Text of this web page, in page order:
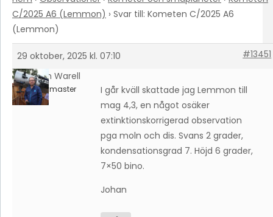
C/2025 A6 (Lemmon) › Svar till: Kometen C/2025 A6
(Lemmon)
29 oktober, 2025 kl. 07:10
#13451
Johan Warell
Keymaster
I går kväll skattade jag Lemmon till
mag 4,3, en något osäker
extinktionskorrigerad observation
pga moln och dis. Svans 2 grader,
kondensationsgrad 7. Höjd 6 grader,
7×50 bino.
Johan